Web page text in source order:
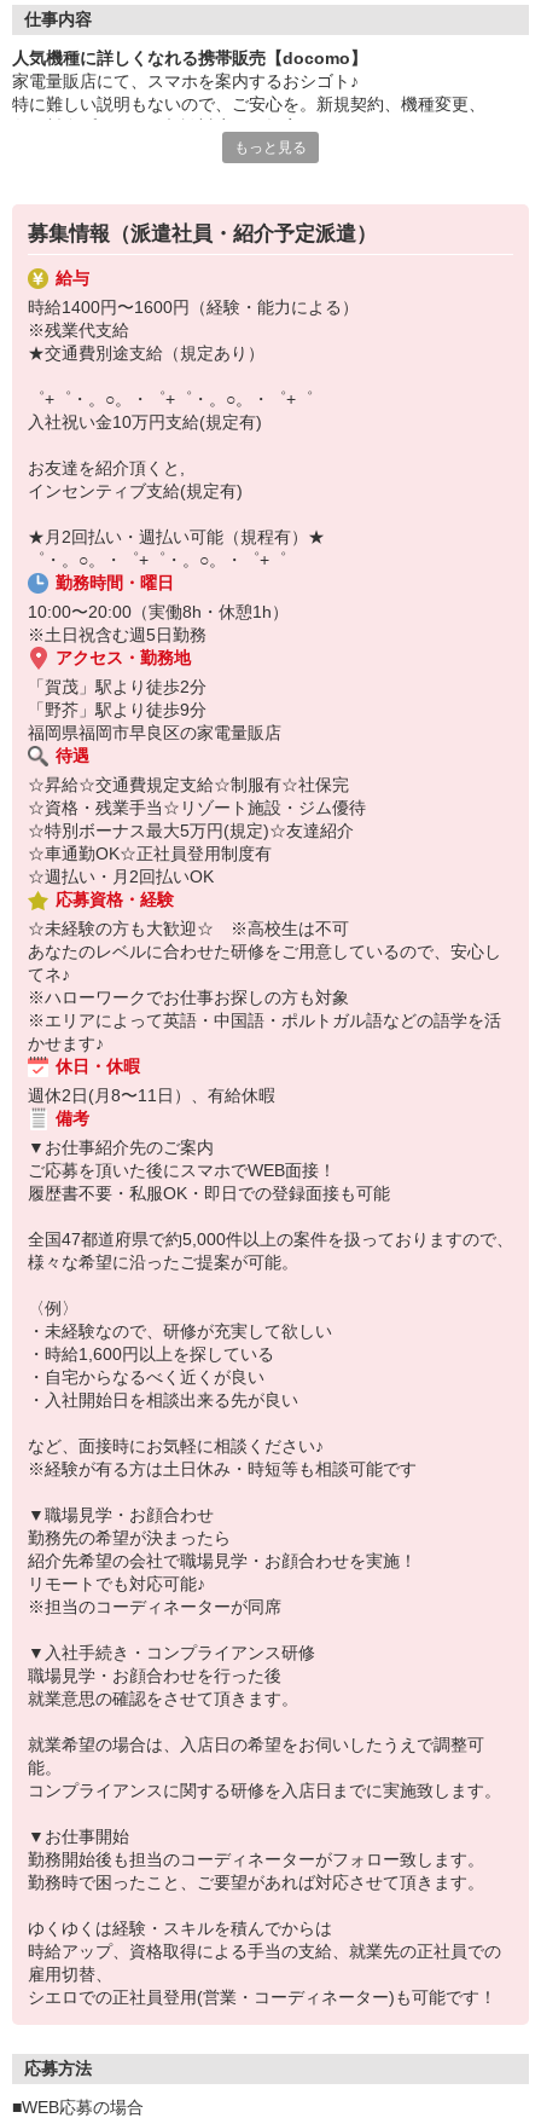
ずっと先まで役に立ちます！
丁寧な研修もあるので、
みなさんから働きやすいと好評です♪
最新アプリ事情やお得なプラン、
スマホの裏ワザを学べるチャンス♪
￣￣￣￣￣￣￣￣￣￣￣
▼オフィスワーク
事務、経理、データ入力、コールセンター、受付
▼工場・製造・軽作業系
機械/食品製造・梱包・仕分け・加工・組立・検査
▼美容系
眉毛サロンのアイブロウ・ネイリスト・エステ
▼営業・販売
法人営業・アパレル販売・個別指導塾・人材紹介
▼人気案件も多数♪
短期・期間限定・オープニング・官公庁案件
上場/優良/大手企業など
【スマホ面接実施中】
￣￣￣￣￣￣￣￣￣
自宅に居ながらスマホでカンタン面接OK！
オンライン面談なのでスピード対応。
仕事内容
人気機種に詳しくなれる携帯販売【docomo】
家電量販店にて、スマホを案内するおシゴト♪
特に難しい説明もないので、ご安心を。新規契約、機種変更、
満足度◎
■携帯やインターネット販売業務
docomo(ドコモ)/au(エーユー)・KDDI/softbank(ソフトバンク)など
の大手キャリアから
ワイモバイル(Y!mobille)、楽天モバイル、UQなど格安スマホまで幅
広く紹介可能♪
もっと見る
募集情報（派遣社員・紹介予定派遣）
給与
時給1400円〜1600円（経験・能力による）
※残業代支給
★交通費別途支給（規定あり）
゜+゜・。○。・゜+゜・。○。・゜+゜
入社祝い金10万円支給(規定有)
お友達を紹介頂くと,
インセンティブ支給(規定有)
★月2回払い・週払い可能（規程有）★
゜・。○。・゜+゜・。○。・゜+゜
勤務時間・曜日
10:00〜20:00（実働8h・休憩1h）
※土日祝含む週5日勤務
アクセス・勤務地
「賀茂」駅より徒歩2分
「野芥」駅より徒歩9分
福岡県福岡市早良区の家電量販店
待遇
☆昇給☆交通費規定支給☆制服有☆社保完
☆資格・残業手当☆リゾート施設・ジム優待
☆特別ボーナス最大5万円(規定)☆友達紹介
☆車通勤OK☆正社員登用制度有
☆週払い・月2回払いOK
応募資格・経験
☆未経験の方も大歓迎☆ ※高校生は不可
あなたのレベルに合わせた研修をご用意しているので、安心し
てネ♪
※ハローワークでお仕事お探しの方も対象
※エリアによって英語・中国語・ポルトガル語などの語学を活
かせます♪
休日・休暇
週休2日(月8〜11日）、有給休暇
備考
▼お仕事紹介先のご案内
ご応募を頂いた後にスマホでWEB面接！
履歴書不要・私服OK・即日での登録面接も可能
全国47都道府県で約5,000件以上の案件を扱っておりますので、
様々な希望に沿ったご提案が可能。
〈例〉
・未経験なので、研修が充実して欲しい
・時給1,600円以上を探している
・自宅からなるべく近くが良い
・入社開始日を相談出来る先が良い
など、面接時にお気軽に相談ください♪
※経験が有る方は土日休み・時短等も相談可能です
▼職場見学・お顔合わせ
勤務先の希望が決まったら
紹介先希望の会社で職場見学・お顔合わせを実施！
リモートでも対応可能♪
※担当のコーディネーターが同席
▼入社手続き・コンプライアンス研修
職場見学・お顔合わせを行った後
就業意思の確認をさせて頂きます。
就業希望の場合は、入店日の希望をお伺いしたうえで調整可
能。
コンプライアンスに関する研修を入店日までに実施致します。
▼お仕事開始
勤務開始後も担当のコーディネーターがフォロー致します。
勤務時で困ったこと、ご要望があれば対応させて頂きます。
ゆくゆくは経験・スキルを積んでからは
時給アップ、資格取得による手当の支給、就業先の正社員での
雇用切替、
シエロでの正社員登用(営業・コーディネーター)も可能です！
応募方法
■WEB応募の場合